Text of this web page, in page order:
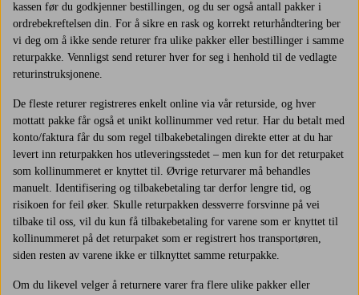
kassen før du godkjenner bestillingen, og du ser også antall pakker i
ordrebekreftelsen din. For å sikre en rask og korrekt returhåndtering ber
vi deg om å ikke sende returer fra ulike pakker eller bestillinger i samme
returpakke. Vennligst send returer hver for seg i henhold til de vedlagte
returinstruksjonene.
De fleste returer registreres enkelt online via vår returside, og hver
mottatt pakke får også et unikt kollinummer ved retur. Har du betalt med
konto/faktura får du som regel tilbakebetalingen direkte etter at du har
levert inn returpakken hos utleveringsstedet – men kun for det returpaket
som kollinummeret er knyttet til. Øvrige returvarer må behandles
manuelt. Identifisering og tilbakebetaling tar derfor lengre tid, og
risikoen for feil øker. Skulle returpakken dessverre forsvinne på vei
tilbake til oss, vil du kun få tilbakebetaling for varene som er knyttet til
kollinummeret på det returpaket som er registrert hos transportøren,
siden resten av varene ikke er tilknyttet samme returpakke.
Om du likevel velger å returnere varer fra flere ulike pakker eller